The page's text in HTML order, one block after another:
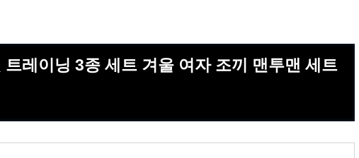
레이닝 3종 세트 겨울 여자 조끼 맨투맨 세트